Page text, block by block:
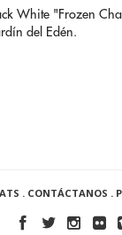
White "Frozen
del Edén.
. CONTÁCTANOS .